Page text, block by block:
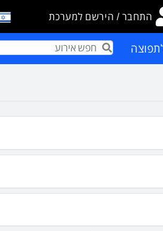
התחבר / הירשם למערכת
Term